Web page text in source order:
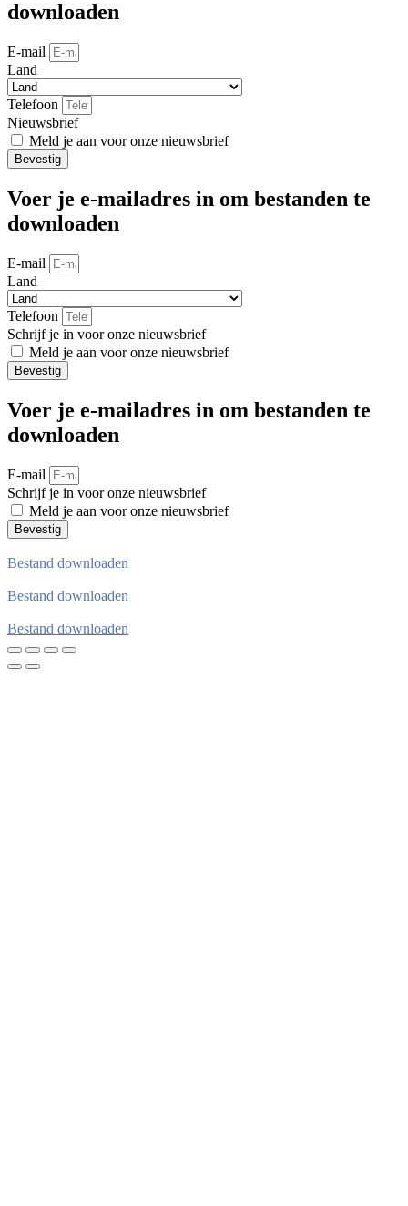
downloaden
E-mail
Land
Telefoon
Nieuwsbrief
Meld je aan voor onze nieuwsbrief
Bevestig
Voer je e-mailadres in om bestanden te
downloaden
E-mail
Land
Telefoon
Schrijf je in voor onze nieuwsbrief
Meld je aan voor onze nieuwsbrief
Bevestig
Voer je e-mailadres in om bestanden te
downloaden
E-mail
Schrijf je in voor onze nieuwsbrief
Meld je aan voor onze nieuwsbrief
Bevestig
Bestand downloaden
Bestand downloaden
Bestand downloaden